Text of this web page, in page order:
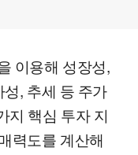
이용해 성장성,
, 추세 등 주가
지 핵심 투자 지
력도를 계산해